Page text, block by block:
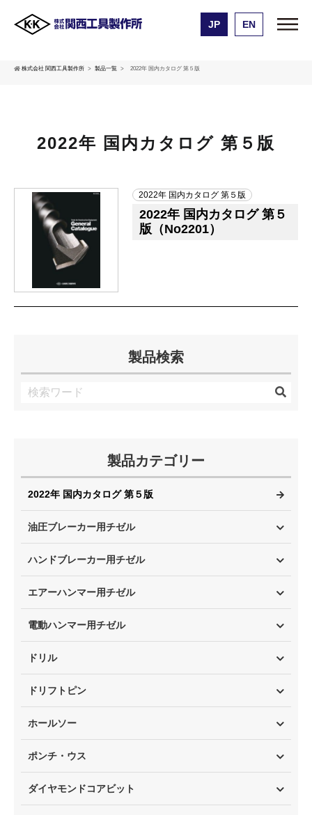
JP EN
株式会社 関西工具製作所 製品一覧 2022年 国内カタログ 第５版
製品検索
製品カテゴリー
2022年 国内カタログ 第５版
油圧ブレーカー用チゼル
ハンドブレーカー用チゼル
エアーハンマー用チゼル
電動ハンマー用チゼル
ドリル
ドリフトピン
ホールソー
ポンチ・ウス
ダイヤモンドコアビット
2022年 国内カタログ 第５版
2022年 国内カタログ 第５版
2022年 国内カタログ 第５
版（No2201）